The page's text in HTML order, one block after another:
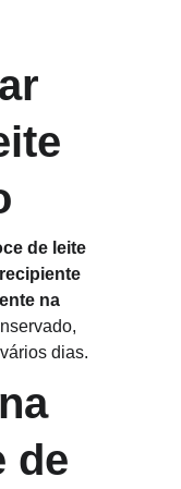
de leite
na
dias.
de